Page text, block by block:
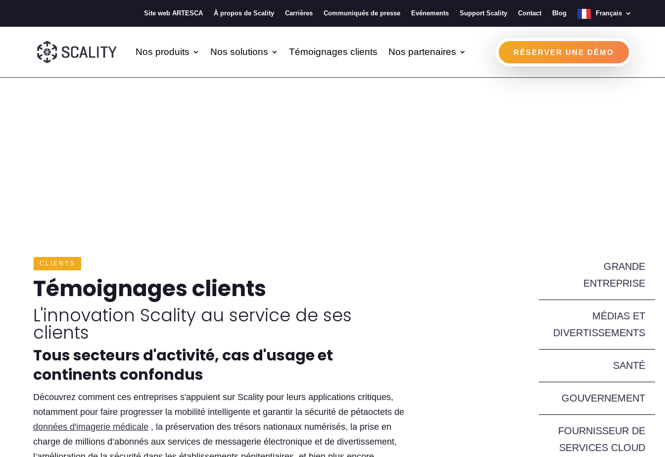
Site web ARTESCA À propos de Scality Carrières Communiqués de presse Evénements Support Scality Contact Blog Français
Nos produits Nos solutions Témoignages clients Nos partenaires RÉSERVER UNE DÉMO
CLIENTS
Témoignages clients
L'innovation Scality au service de ses
clients
Tous secteurs d'activité, cas d'usage et
continents confondus
Découvrez comment ces entreprises s'appuient sur Scality pour leurs applications critiques,
notamment pour faire progresser la mobilité intelligente et garantir la sécurité de pétaoctets de
données d'imagerie médicale , la préservation des trésors nationaux numérisés, la prise en
charge de millions d’abonnés aux services de messagerie électronique et de divertissement,
GRANDE
ENTREPRISE
MÉDIAS ET
DIVERTISSEMENTS
SANTÉ
GOUVERNEMENT
FOURNISSEUR DE
SERVICES CLOUD